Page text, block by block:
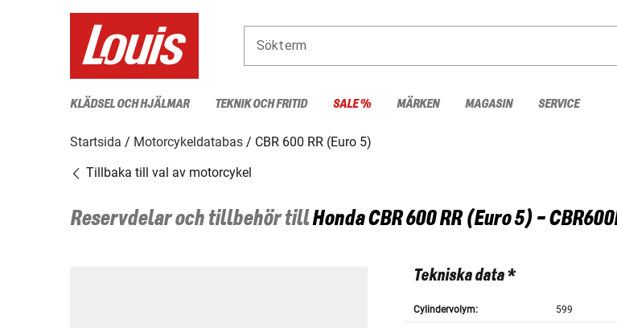
Sökterm
KLÄDSEL OCH HJÄLMAR TEKNIK OCH FRITID SALE % MÄRKEN MAGASIN SERVICE
Startsida Motorcykeldatabas
CBR 600 RR (Euro 5)
Tillbaka till val av motorcykel
Reservdelar och tillbehör tillHondaCBR 600 RR (Euro 5) -
Tekniska data *
Cylindervolym: 599